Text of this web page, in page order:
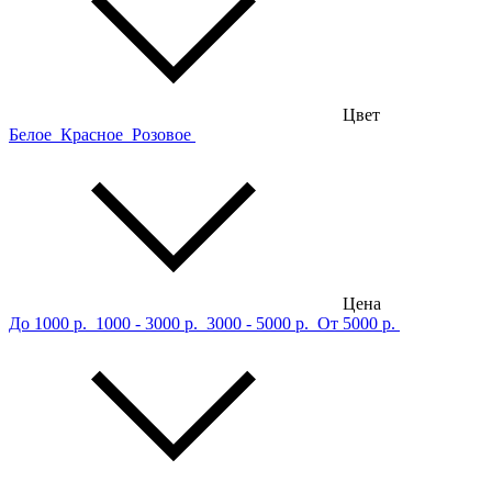
Цвет
Белое Красное Розовое
Цена
До 1000 р. 1000 - 3000 р. 3000 - 5000 р. От 5000 р.